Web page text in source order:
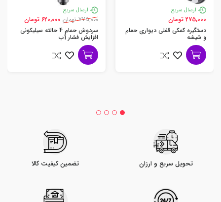
ارسال سریع
275,000 تومان
دستگیره کمکی قفلی دیواری حمام
و شیشه
ارسال سریع
775,000 تومان
620,000 تومان
سردوش حمام 4 حالته سیلیکونی
افزایش فشار آب
تحویل سریع و ارزان تضمین کیفیت کالا